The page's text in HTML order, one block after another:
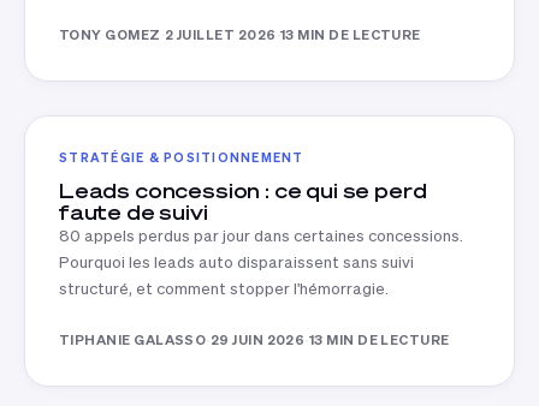
TONY GOMEZ ·2 JUILLET 2026 ·13 MIN DE LECTURE
STRATÉGIE & POSITIONNEMENT
Leads concession : ce qui se perd
faute de suivi
80 appels perdus par jour dans certaines concessions.
Pourquoi les leads auto disparaissent sans suivi
structuré, et comment stopper l'hémorragie.
TIPHANIE GALASSO· 29 JUIN 2026·13 MIN DE LECTURE